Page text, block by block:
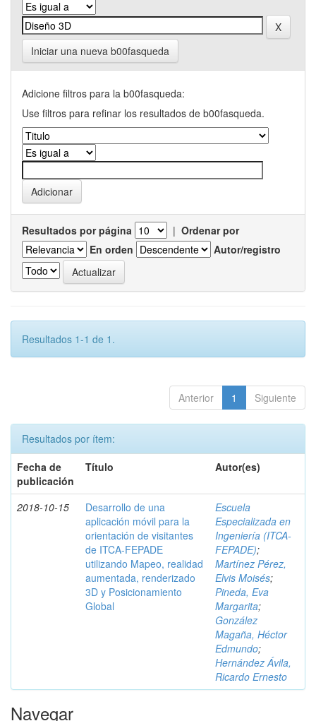
Iniciar una nueva b00fasqueda
Adicione filtros para la b00fasqueda:
Use filtros para refinar los resultados de b00fasqueda.
Resultados por página | Ordenar por
En orden
Autor/registro
Resultados 1-1 de 1.
Anterior 1 Siguiente
Resultados por ítem:
Fecha de
publicación
Título Autor(es)
2018-10-15
Desarrollo de una
aplicación móvil para la
orientación de visitantes
de ITCA-FEPADE
utilizando Mapeo, realidad
aumentada, renderizado
3D y Posicionamiento
Global
Escuela
Especializada en
Ingeniería (ITCA-
FEPADE);
Martínez Pérez,
Elvis Moisés;
Pineda, Eva
Margarita;
González
Magaña, Héctor
Edmundo;
Hernández Ávila,
Ricardo Ernesto
Navegar